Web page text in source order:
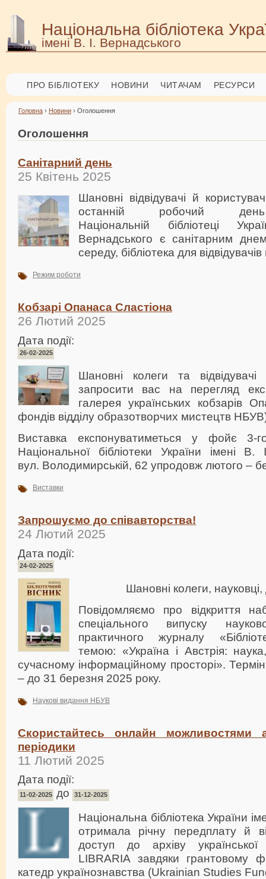
Національна бібліотека
імені В. І. Вернадського
ПРО БІБЛІОТЕКУ НОВИНИ ЧИТАЧАМ РЕСУРСИ
Головна › Новини › Оголошення
Оголошення
Санітарний день
25 Квітень 2025
Шановні відвідувачі й
останній робочий
Національній бібліотеці
Вернадського є санітарним
середу, бібліотека для
Режим роботи
Кобзарі Опанаса Сластіона
26 Лютий 2025
Дата події:
26-02-2025
Шановні колеги та відвідувачі
запросити вас на перегляд
галерея українських кобзарів
фондів відділу образотворчих мистецтв
Виставка експонуватиметься у фойє 3-
Національної бібліотеки України імені
вул. Володимирській, 62 упродовж лютого –
Виставки
Запрошуємо до співавторства!
24 Лютий 2025
Дата події:
24-02-2025
Шановні колеги, науковці,
Повідомляємо про відкриття
спеціального випуску
практичного журналу
темою: «Україна і Австрія:
сучасному інформаційному просторі».
– до 31 березня 2025 року.
Наукові видання НБУВ
Скористайтесь онлайн можливостями
періодики
11 Лютий 2025
Дата події:
11-02-2025 до 31-12-2025
Національна бібліотека України
отримала річну передплату й
доступ до архіву
LIBRARIA завдяки грантовому
катедр українознавства (Ukrainian Studies